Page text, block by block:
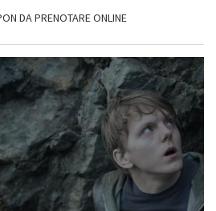
DA PRENOTARE ONLINE